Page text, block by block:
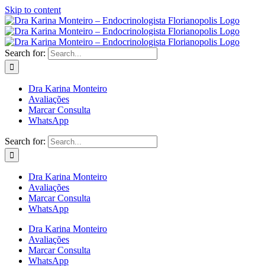
Skip to content
Search for:
Dra Karina Monteiro
Avaliações
Marcar Consulta
WhatsApp
Search for:
Dra Karina Monteiro
Avaliações
Marcar Consulta
WhatsApp
Dra Karina Monteiro
Avaliações
Marcar Consulta
WhatsApp